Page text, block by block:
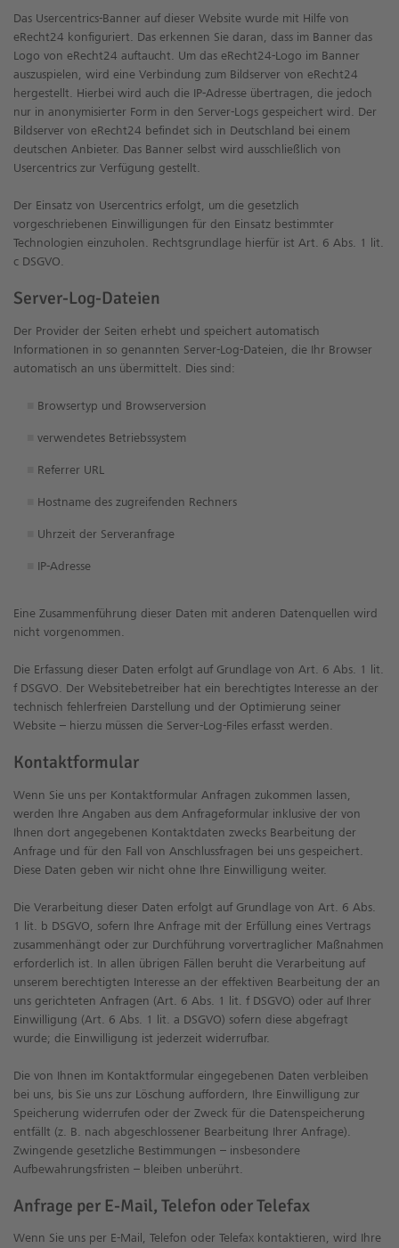
Das Usercentrics-Banner auf dieser Website wurde mit Hilfe von
eRecht24 konfiguriert. Das erkennen Sie daran, dass im Banner das
Logo von eRecht24 auftaucht. Um das eRecht24-Logo im Banner
auszuspielen, wird eine Verbindung zum Bildserver von eRecht24
hergestellt. Hierbei wird auch die IP-Adresse übertragen, die jedoch
nur in anonymisierter Form in den Server-Logs gespeichert wird. Der
Bildserver von eRecht24 befindet sich in Deutschland bei einem
deutschen Anbieter. Das Banner selbst wird ausschließlich von
Usercentrics zur Verfügung gestellt.
Der Einsatz von Usercentrics erfolgt, um die gesetzlich
vorgeschriebenen Einwilligungen für den Einsatz bestimmter
Technologien einzuholen. Rechtsgrundlage hierfür ist Art. 6 Abs. 1 lit.
c DSGVO.
Server-Log-Dateien
Der Provider der Seiten erhebt und speichert automatisch
Informationen in so genannten Server-Log-Dateien, die Ihr Browser
automatisch an uns übermittelt. Dies sind:
Browsertyp und Browserversion
verwendetes Betriebssystem
Referrer URL
Hostname des zugreifenden Rechners
Uhrzeit der Serveranfrage
IP-Adresse
Eine Zusammenführung dieser Daten mit anderen Datenquellen wird
nicht vorgenommen.
Die Erfassung dieser Daten erfolgt auf Grundlage von Art. 6 Abs. 1 lit.
f DSGVO. Der Websitebetreiber hat ein berechtigtes Interesse an der
technisch fehlerfreien Darstellung und der Optimierung seiner
Website – hierzu müssen die Server-Log-Files erfasst werden.
Kontaktformular
Wenn Sie uns per Kontaktformular Anfragen zukommen lassen,
werden Ihre Angaben aus dem Anfrageformular inklusive der von
Ihnen dort angegebenen Kontaktdaten zwecks Bearbeitung der
Anfrage und für den Fall von Anschlussfragen bei uns gespeichert.
Diese Daten geben wir nicht ohne Ihre Einwilligung weiter.
Die Verarbeitung dieser Daten erfolgt auf Grundlage von Art. 6 Abs.
1 lit. b DSGVO, sofern Ihre Anfrage mit der Erfüllung eines Vertrags
zusammenhängt oder zur Durchführung vorvertraglicher Maßnahmen
erforderlich ist. In allen übrigen Fällen beruht die Verarbeitung auf
unserem berechtigten Interesse an der effektiven Bearbeitung der an
uns gerichteten Anfragen (Art. 6 Abs. 1 lit. f DSGVO) oder auf Ihrer
Einwilligung (Art. 6 Abs. 1 lit. a DSGVO) sofern diese abgefragt
wurde; die Einwilligung ist jederzeit widerrufbar.
Die von Ihnen im Kontaktformular eingegebenen Daten verbleiben
bei uns, bis Sie uns zur Löschung auffordern, Ihre Einwilligung zur
Speicherung widerrufen oder der Zweck für die Datenspeicherung
entfällt (z. B. nach abgeschlossener Bearbeitung Ihrer Anfrage).
Zwingende gesetzliche Bestimmungen – insbesondere
Aufbewahrungsfristen – bleiben unberührt.
Anfrage per E-Mail, Telefon oder Telefax
Wenn Sie uns per E-Mail, Telefon oder Telefax kontaktieren, wird Ihre